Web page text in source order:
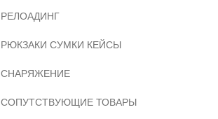
РЕЛОАДИНГ
РЮКЗАКИ СУМКИ КЕЙСЫ
СНАРЯЖЕНИЕ
СОПУТСТВУЮЩИЕ ТОВАРЫ